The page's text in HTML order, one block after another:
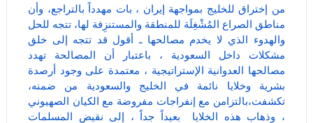
من إختراق للخليج بمواجهة إيران ، بات مهدداً بالتراجع، وأن
مناطق الصراع المُشْغِلَة للمنطقة والمستنزِفة لها، تتجه للحل
والهدوء الذي لا يخدم مصالحها ـ أقول قد تتجه إلى خلق
مشكلات داخل السعودية ، باعتبار أن المصالحة تهدد
مصالحها العدوانية الإستراتيجية ، معتمدة على وجود أرصدة
بشرية وخلايا نائمة في الخليج والسعودية من ضمنه،
تكشفت،بالتزامن مع إنفراجات مفروضة مع الكيان الصهيوني
، وذهاب هذه الخلايا بعيداً جداً ، إلى نقيض المسلمات